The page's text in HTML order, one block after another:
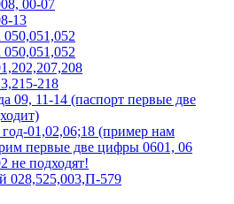
00-07
13
218
09, 11-14 (паспорт первые две
01,02,06;18 (пример нам
первые две цифры 0601, 06
не подходят!
579